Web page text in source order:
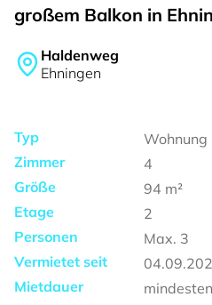
großem Balkon in
Haldenweg
Ehningen
Typ
Wohnung
Zimmer
4
Größe
94 m²
Etage
2
Personen
Max. 3
Vermietet seit
Mietdauer